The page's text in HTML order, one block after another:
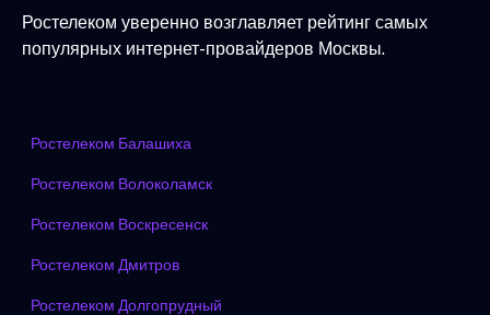
Ростелеком уверенно возглавляет рейтинг самых
популярных интернет-провайдеров Москвы.
Ростелеком Балашиха
Ростелеком Волоколамск
Ростелеком Воскресенск
Ростелеком Дмитров
Ростелеком Долгопрудный